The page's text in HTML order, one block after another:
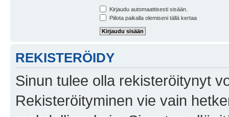
Kirjaudu automaattisesti sisään.
Piilota paikalla olemiseni tällä kertaa
REKISTERÖIDY
Sinun tulee olla rekisteröitynyt
Rekisteröityminen vie vain